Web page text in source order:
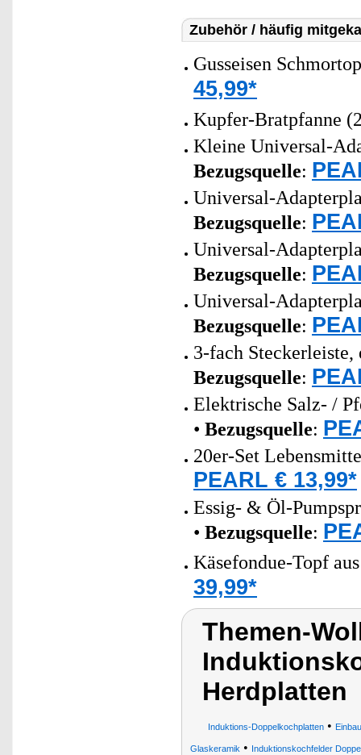
Zubehör / häufig
Gusseisen
45,99*
Kupfer-Bratpfanne
Kleine Universal-
Bezugsquelle:
Universal-
Bezugsquelle:
Universal-
Bezugsquelle:
Universal-
Bezugsquelle:
3-fach Steckerleiste,
Bezugsquelle:
Elektrische Salz- /
• Bezugsquelle:
20er-Set
PEARL € 13,99*
Essig- & Öl-
• Bezugsquelle:
Käsefondue-Topf
39,99*
Themen-
Herdplatten
Induktions-Doppelkochplatten•
Glaskeramik • Induktionskochfelder